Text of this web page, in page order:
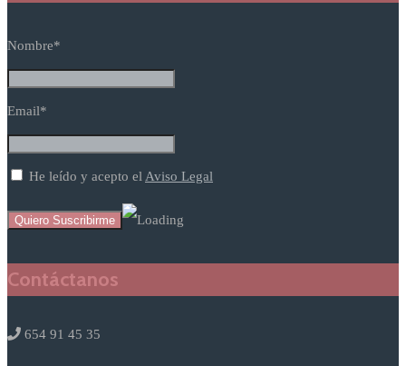
Nombre*
Email*
He leído y acepto elAviso Legal
Contáctanos
654 91 45 35